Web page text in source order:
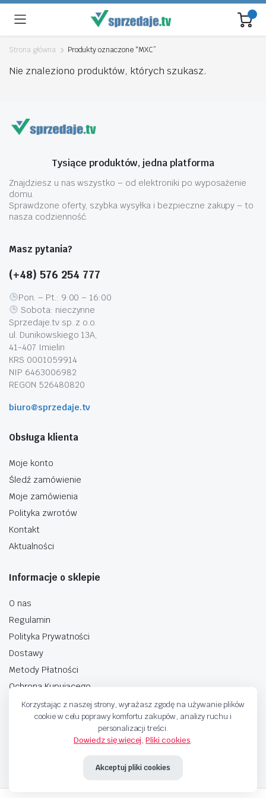
Strona główna Produkty oznaczone “MXC”
Nie znaleziono produktów, których szukasz.
Tysiące produktów, jedna platforma
Znajdziesz u nas wszystko – od elektroniki po wyposażenie
domu.
Sprawdzone oferty, szybka wysyłka i bezpieczne zakupy – to
nasza codzienność.
Masz pytania?
(+48) 576 254 777
Pon. – Pt.: 9:00 – 16:00
Sobota: nieczynne
Sprzedaje.tv sp. z o.o.
ul. Dunikowskiego 13A,
41-407 Imielin
KRS 0001059914
NIP 6463006982
REGON 526480820
biuro@sprzedaje.tv
Obsługa klienta
Moje konto
Śledź zamówienie
Moje zamówienia
Polityka zwrotów
Kontakt
Aktualności
Informacje o sklepie
O nas
Regulamin
Polityka Prywatności
Dostawy
Metody Płatności
Ochrona Kupującego
Korzystając z naszej strony, wyrażasz zgodę na używanie plików
cookie w celu poprawy komfortu zakupów, analizy ruchu i
personalizacji treści.
Dowiedz się więcej,Pliki cookies.
Akceptuj pliki cookies